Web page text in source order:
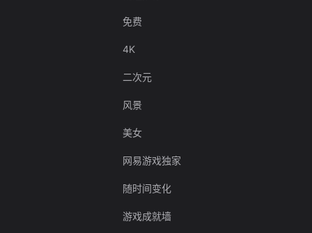
免费
4K
二次元
风景
美女
网易游戏独家
随时间变化
游戏成就墙